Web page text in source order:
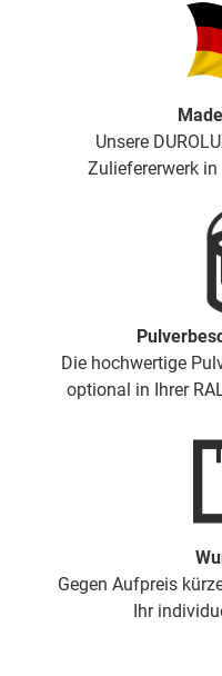
Unsere
Zuliefererwerk
Die hochwertige
optional in Ihrer
Gegen Aufpreis
Ihr